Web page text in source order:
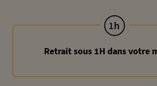
Retrait sous 1H dans votre